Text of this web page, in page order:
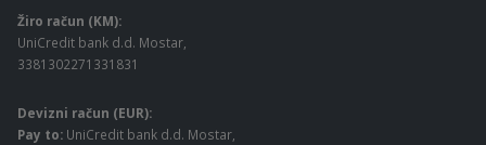
Žiro račun (KM):
UniCredit bank d.d. Mostar,
3381302271331831
Devizni račun (EUR):
Pay to: UniCredit bank d.d. Mostar,